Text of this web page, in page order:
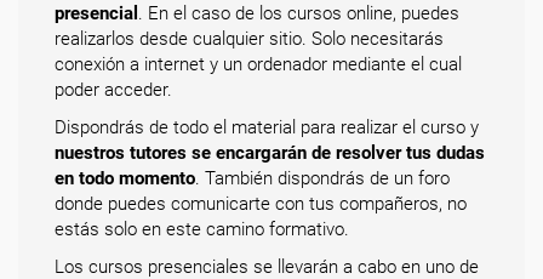
presencial . En el caso de los cursos online, puedes
realizarlos desde cualquier sitio. Solo necesitarás
conexión a internet y un ordenador mediante el cual
poder acceder.
Dispondrás de todo el material para realizar el curso y
nuestros tutores se encargarán de resolver tus dudas
en todo momento. También dispondrás de un foro
donde puedes comunicarte con tus compañeros, no
estás solo en este camino formativo.
Los cursos presenciales se llevarán a cabo en uno de